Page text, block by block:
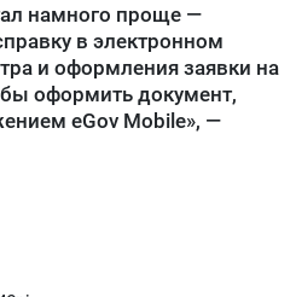
намного проще —
в электронном
и оформления заявки на
оформить документ,
eGov Mobile», —